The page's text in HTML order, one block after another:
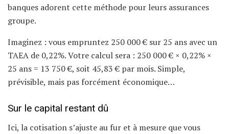
banques adorent cette méthode pour leurs assurances
groupe.
Imaginez : vous empruntez 250 000 € sur 25 ans avec un
TAEA de 0,22%. Votre calcul sera : 250 000 € × 0,22% ×
25 ans = 13 750 €, soit 45,83 € par mois. Simple,
prévisible, mais pas forcément économique…
Sur le capital restant dû
Ici, la cotisation s’ajuste au fur et à mesure que vous